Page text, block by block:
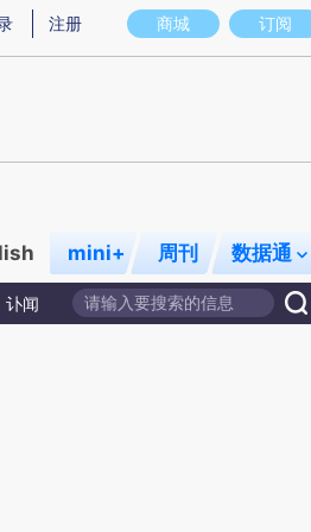
图存在偏差。不代表财新观点和立场。推荐
商城 订阅
注册
mini+ 周刊 数据通
讣闻